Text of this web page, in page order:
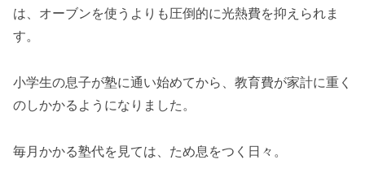
は、オーブンを使うよりも圧倒的に光熱費を抑えられま
す。
小学生の息子が塾に通い始めてから、教育費が家計に重く
のしかかるようになりました。
毎月かかる塾代を見ては、ため息をつく日々。